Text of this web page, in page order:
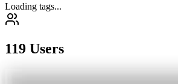
Loading tags...
119 Users